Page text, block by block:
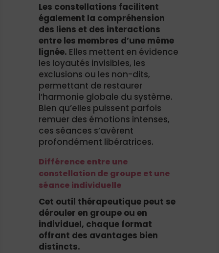
Les constellations facilitent
également la compréhension
des liens et des interactions
entre les membres d’une même
lignée. Elles mettent en évidence
les loyautés invisibles, les
exclusions ou les non-dits,
permettant de restaurer
l’harmonie globale du système.
Bien qu’elles puissent parfois
remuer des émotions intenses,
ces séances s’avèrent
profondément libératrices.
Différence entre une
constellation de groupe et une
séance individuelle
Cet outil thérapeutique peut se
dérouler en groupe ou en
individuel, chaque format
offrant des avantages bien
distincts.